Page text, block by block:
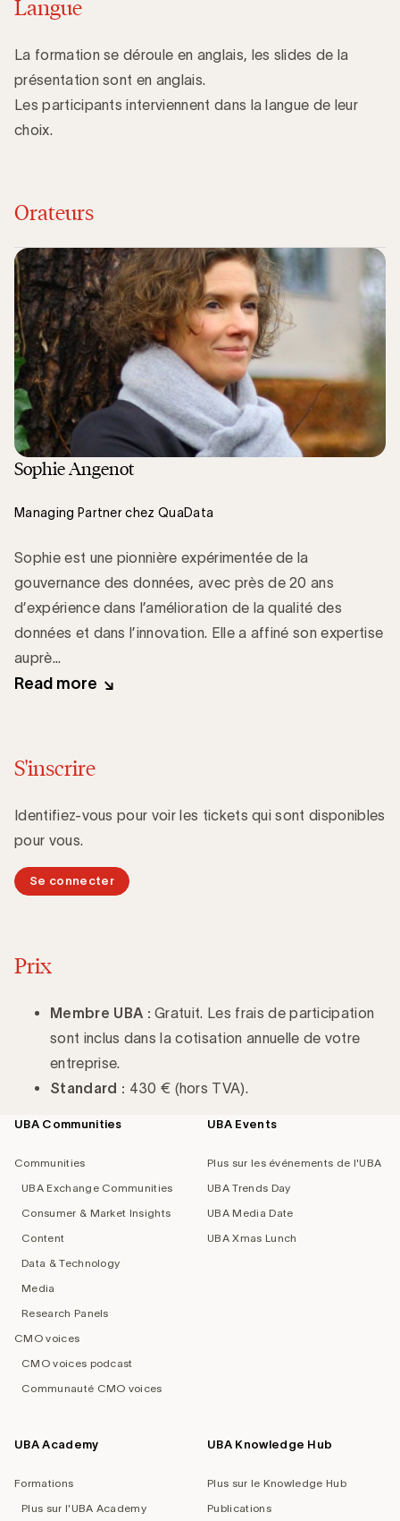
Langue
La formation se déroule en anglais, les slides de la
présentation sont en anglais.
Les participants interviennent dans la langue de leur
choix.
Orateurs
Sophie Angenot
Managing Partner chez QuaData
Sophie est une pionnière expérimentée de la
gouvernance des données, avec près de 20 ans
d’expérience dans l’amélioration de la qualité des
données et dans l’innovation. Elle a affiné son expertise
auprè...
Read more
S'inscrire
Identifiez-vous pour voir les tickets qui sont disponibles
pour vous.
Se connecter
Prix
Membre UBA : Gratuit. Les frais de participation
sont inclus dans la cotisation annuelle de votre
entreprise.
Standard : 430 € (hors TVA).
Footer
UBA Communities
Communities
UBA Exchange Communities
Consumer & Market Insights
Content
Data & Technology
Media
Research Panels
CMO voices
CMO voices podcast
Communauté CMO voices
UBA Events
Plus sur les événements de l'UBA
UBA Trends Day
UBA Media Date
UBA Xmas Lunch
UBA Academy
Formations
Plus sur l'UBA Academy
UBA Knowledge Hub
Plus sur le Knowledge Hub
Publications